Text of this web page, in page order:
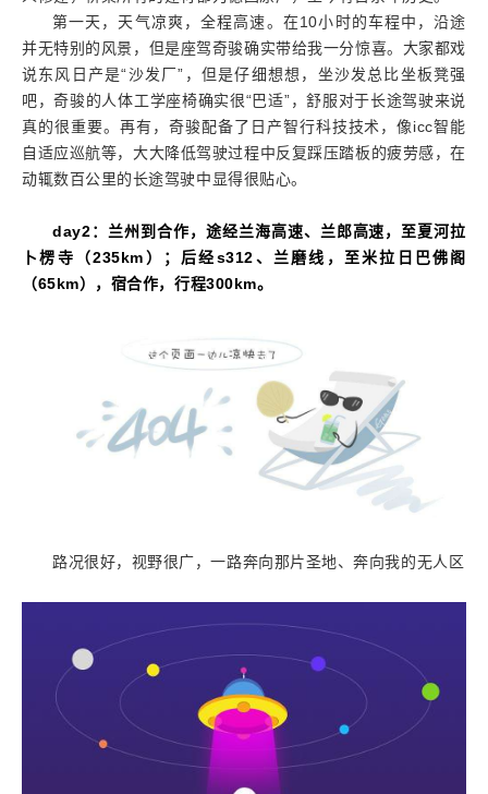
第一天，天气凉爽，全程高速。在10小时的车程中，沿途
并无特别的风景，但是座驾奇骏确实带给我一分惊喜。大家都戏
说东风日产是“沙发厂”，但是仔细想想，坐沙发总比坐板凳强
吧，奇骏的人体工学座椅确实很“巴适”，舒服对于长途驾驶来说
真的很重要。再有，奇骏配备了日产智行科技技术，像icc智能
自适应巡航等，大大降低驾驶过程中反复踩压踏板的疲劳感，在
动辄数百公里的长途驾驶中显得很贴心。
day2：兰州到合作，途经兰海高速、兰郎高速，至夏河拉
卜楞寺（235km ） ；后经s312、兰磨线，至米拉日巴佛阁
（65km） ， 宿合作，行程300km。
路况很好，视野很广，一路奔向那片圣地、奔向我的无人区